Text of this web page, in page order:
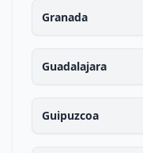
Granada
Guadalajara
Guipuzcoa